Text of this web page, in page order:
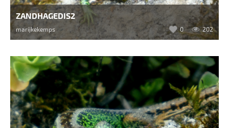
ZANDHAGEDIS2
marijkekemps 0 202